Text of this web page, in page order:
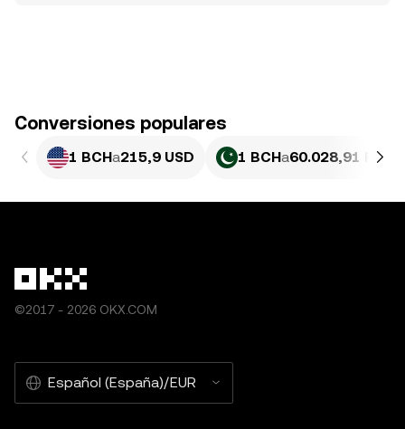
Conversiones populares
1 BCHa215,9 USD 1 BCHa60.028,91 PKR
©2017 - 2026 OKX.COM
Español (España)/EUR